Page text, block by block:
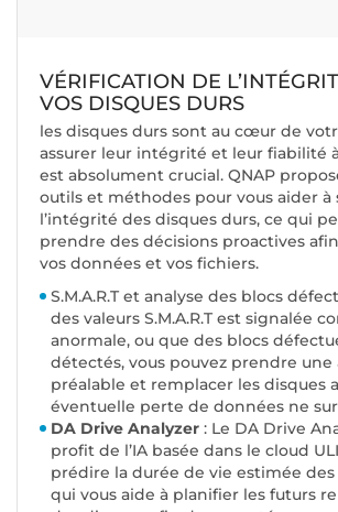
VÉRIFICATION DE
VOS DISQUES DURS
les disques durs sont au cœur de
assurer leur intégrité et leur fiabilité
est absolument crucial. QNAP
outils et méthodes pour vous aider à
l’intégrité des disques durs, ce qui
prendre des décisions proactives
vos données et vos fichiers.
S.M.A.R.T et analyse des blocs
des valeurs S.M.A.R.T est signalée
anormale, ou que des blocs
détectés, vous pouvez prendre une
préalable et remplacer les disques
éventuelle perte de données ne
DA Drive Analyzer : Le DA Drive
profit de l’IA basée dans le cloud
prédire la durée de vie estimée des
qui vous aide à planifier les futurs